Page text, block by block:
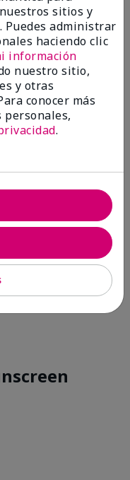
for 8 years now. I
not heavy and it
all the time.
amigo
esta
sitios y
Puedes administrar
haciendo clic
información
nuestro sitio,
y otras
conocer más
personales,
.